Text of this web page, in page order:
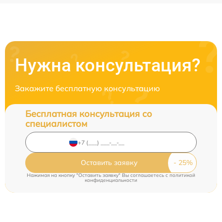
Нужна консультация?
Закажите бесплатную консультацию
Бесплатная консультация со
специалистом
Оставить заявку
Нажимая на кнопку "Оставить заявку" Вы соглашаетесь c политикой
конфиденциальности